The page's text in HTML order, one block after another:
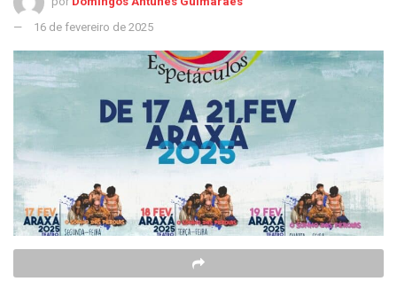
16 de fevereiro de 2025